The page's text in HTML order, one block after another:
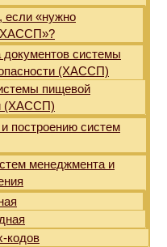
если «нужно
ХАССП»?
документов системы
(ХАССП)
пищевой
(ХАССП)
построению систем
менеджмента и
кодов